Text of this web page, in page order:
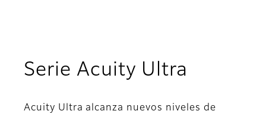
Serie Acuity Ultra
Acuity Ultra alcanza nuevos niveles de